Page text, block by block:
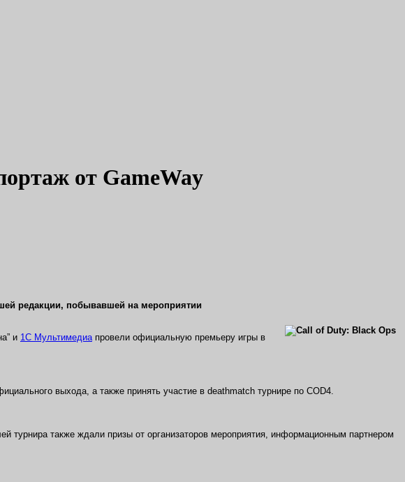
от GameWay
редакции, побывавшей на мероприятии
и 1С Мультимедиапровели официальную премьеру игры в
выхода, а также принять участие в deathmatch турнире по COD4.
турнира также ждали призы от организаторов мероприятия, информационным партнером